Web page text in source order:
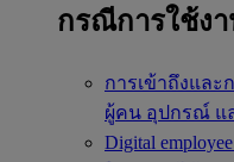
กรณีการใช้ง
การเข้าถึงแล
ผู้คน อุปกรณ์ แ
Digital